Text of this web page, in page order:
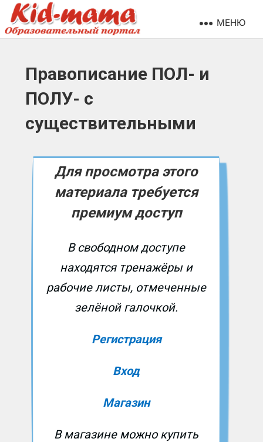
МЕНЮ
Правописание ПОЛ- и
ПОЛУ- с
существительными
Для просмотра этого
материала требуется
премиум доступ
В свободном доступе
находятся тренажёры и
рабочие листы, отмеченные
зелёной галочкой.
Регистрация
Вход
Магазин
В магазине можно купить